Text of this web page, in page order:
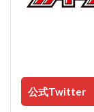
公式Twitter